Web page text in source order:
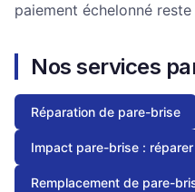
paiement échelonné
Nos services
Réparation de pare-brise
Impact pare-brise :
Remplacement de pare-